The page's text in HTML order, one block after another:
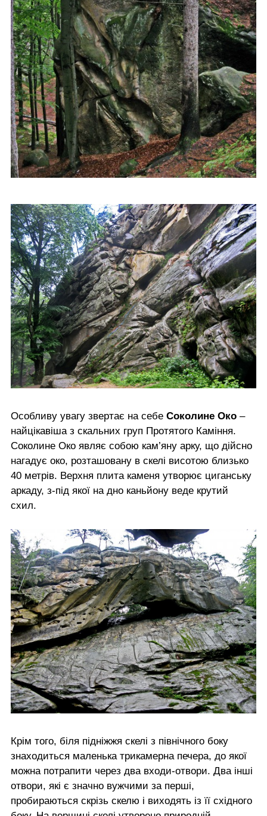
Особливу увагу звертає на себе Соколине Око –
найцікавіша з скальних груп Протятого Каміння.
Соколине Око являє собою кам’яну арку, що дійсно
нагадує око, розташовану в скелі висотою близько
40 метрів. Верхня плита каменя утворює циганську
аркаду, з-під якої на дно каньйону веде крутий
схил.
Крім того, біля підніжжя скелі з північного боку
знаходиться маленька трикамерна печера, до якої
можна потрапити через два входи-отвори. Два інші
отвори, які є значно вужчими за перші,
пробираються скрізь скелю і виходять із її східного